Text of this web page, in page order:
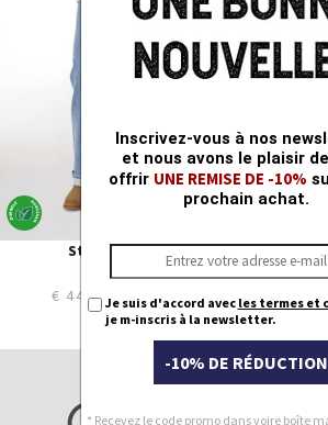
Straight KALI
€ 44,97
€ 89,95
28
30
31
33
34
Straight
Avez-vous
Inscrivez-vous à nos
et nous avons le plaisir
offrir UNE REMISE DE -10%
prochain achat.
Je suis d'accord avec les termes et
je m-inscris à la newsletter.
-10% DE RÉDUCTION
* Recevez le code promo dans voire boîte